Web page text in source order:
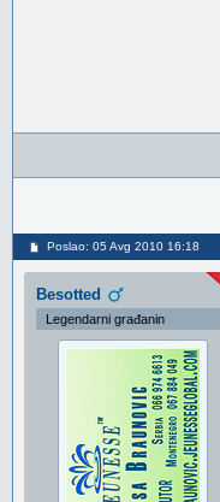
Poslao: 05 Avg 2010 16:18
Besotted
Legendarni građanin